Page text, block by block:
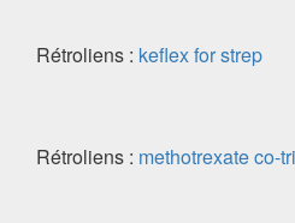
Rétroliens : keflex for strep
Rétroliens : methotrexate co-